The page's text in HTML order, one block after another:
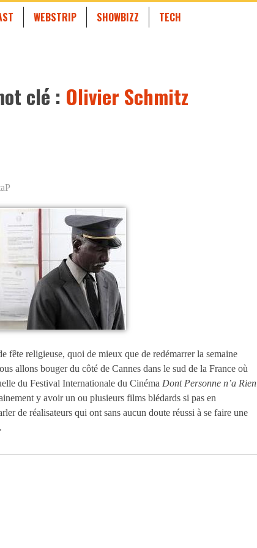
WEBSTRIP SHOWBIZZ TECH
clé : Olivier Schmitz
fête religieuse, quoi de mieux que de redémarrer la semaine
allons bouger du côté de Cannes dans le sud de la France où
du Festival Internationale du Cinéma Dont Personne n’a Rien
y avoir un ou plusieurs films blédards si pas en
de réalisateurs qui ont sans aucun doute réussi à se faire une